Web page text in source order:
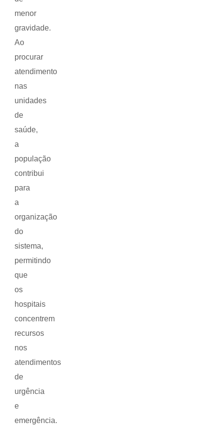
menor
gravidade.
Ao
procurar
atendimento
nas
unidades
de
saúde,
a
população
contribui
para
a
organização
do
sistema,
permitindo
que
os
hospitais
concentrem
recursos
nos
atendimentos
de
urgência
e
emergência.